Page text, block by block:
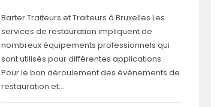
Barter Traiteurs et Traiteurs à Bruxelles Les
services de restauration impliquent de
nombreux équipements professionnels qui
sont utilisés pour différentes applications.
Pour le bon déroulement des événements de
restauration et…